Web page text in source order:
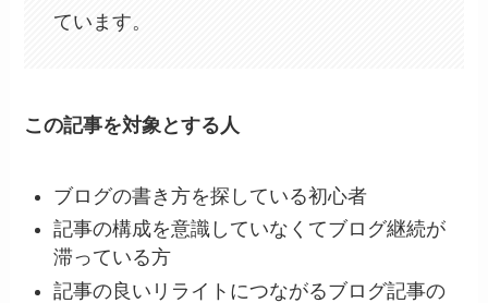
ています。
この記事を対象とする人
ブログの書き方を探している初心者
記事の構成を意識していなくてブログ継続が
滞っている方
記事の良いリライトにつながるブログ記事の